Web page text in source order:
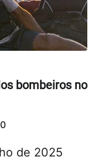
bombeiros no
0
de 2025